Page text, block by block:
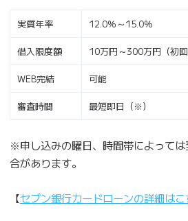
実質年率 12.0％～15.0％
借入限度額 10万円～300万円（初回
WEB完結 可能
審査時間 最短即日（※）
※申し込みの曜日、時間帯によって
合があります。
【セブン銀行カードローンの詳細は